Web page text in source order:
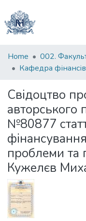
Communities
&
All of DSpace
Statistics
Home
Кафедра фінансів
Свідоцтво
авторського
№80877
проблеми та
Кужелєв